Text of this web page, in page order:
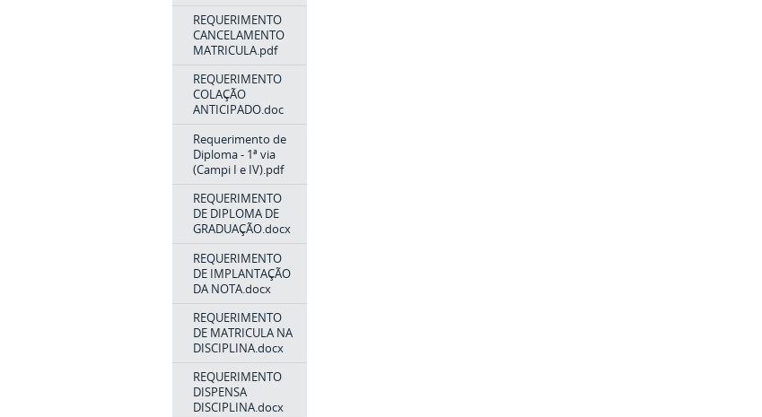
REQUERIMENTO
CANCELAMENTO
MATRICULA.pdf
REQUERIMENTO
COLAÇÃO
ANTICIPADO.doc
Requerimento de
Diploma - 1ª via
(Campi I e IV).pdf
REQUERIMENTO
DE DIPLOMA DE
GRADUAÇÃO.docx
REQUERIMENTO
DE IMPLANTAÇÃO
DA NOTA.docx
REQUERIMENTO
DE MATRICULA NA
DISCIPLINA.docx
REQUERIMENTO
DISPENSA
DISCIPLINA.docx